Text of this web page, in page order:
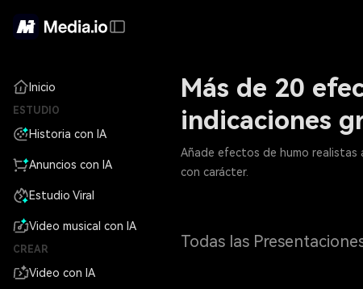
Inicio
ESTUDIO
Historia con IA
Anuncios con IA
Estudio Viral
Video musical con IA
CREAR
Video con IA
Más de 20
indicaciones
Añade efectos de humo realistas
con carácter.
Todas las